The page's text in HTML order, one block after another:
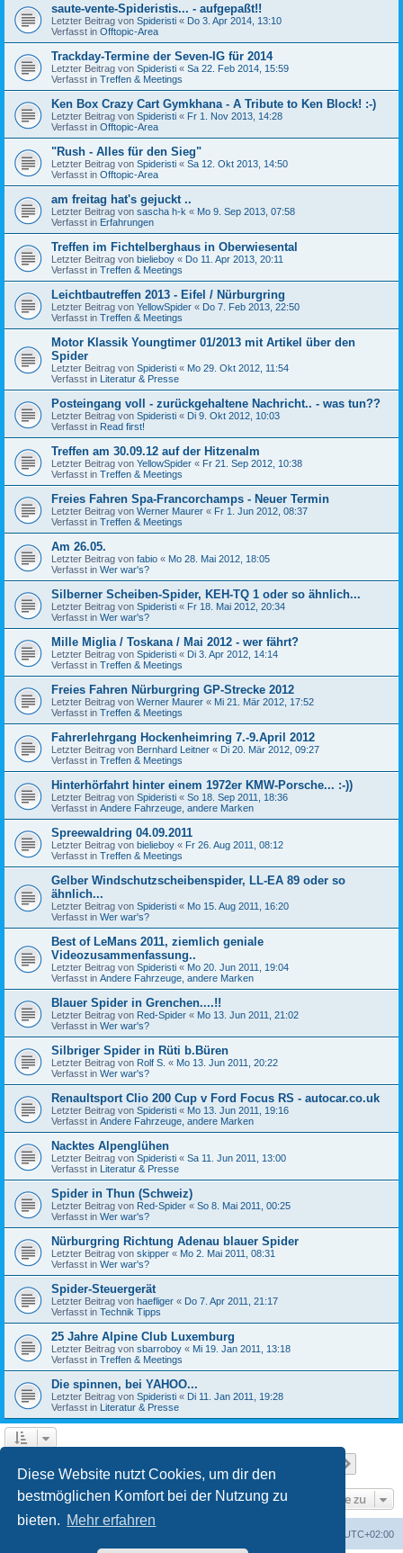
Diese Website nutzt Cookies, um dir den
bestmöglichen Komfort bei der Nutzung zu
bieten. Mehr erfahren
saute-vente-Spideristis... - aufgepaßt!!
Letzter Beitrag von Spideristi « Do 3. Apr 2014, 13:10
Verfasst in Offtopic-Area
Trackday-Termine der Seven-IG für 2014
Letzter Beitrag von Spideristi « Sa 22. Feb 2014, 15:59
Verfasst in Treffen & Meetings
Ken Box Crazy Cart Gymkhana - A Tribute to Ken Block! :-)
Letzter Beitrag von Spideristi « Fr 1. Nov 2013, 14:28
Verfasst in Offtopic-Area
"Rush - Alles für den Sieg"
Letzter Beitrag von Spideristi « Sa 12. Okt 2013, 14:50
Verfasst in Offtopic-Area
am freitag hat's gejuckt ..
Letzter Beitrag von sascha h-k « Mo 9. Sep 2013, 07:58
Verfasst in Erfahrungen
Treffen im Fichtelberghaus in Oberwiesental
Letzter Beitrag von bielieboy « Do 11. Apr 2013, 20:11
Verfasst in Treffen & Meetings
Leichtbautreffen 2013 - Eifel / Nürburgring
Letzter Beitrag von YellowSpider « Do 7. Feb 2013, 22:50
Verfasst in Treffen & Meetings
Motor Klassik Youngtimer 01/2013 mit Artikel über den
Spider
Letzter Beitrag von Spideristi « Mo 29. Okt 2012, 11:54
Verfasst in Literatur & Presse
Posteingang voll - zurückgehaltene Nachricht.. - was tun??
Letzter Beitrag von Spideristi « Di 9. Okt 2012, 10:03
Verfasst in Read first!
Treffen am 30.09.12 auf der Hitzenalm
Letzter Beitrag von YellowSpider « Fr 21. Sep 2012, 10:38
Verfasst in Treffen & Meetings
Freies Fahren Spa-Francorchamps - Neuer Termin
Letzter Beitrag von Werner Maurer « Fr 1. Jun 2012, 08:37
Verfasst in Treffen & Meetings
Am 26.05.
Letzter Beitrag von fabio « Mo 28. Mai 2012, 18:05
Verfasst in Wer war's?
Silberner Scheiben-Spider, KEH-TQ 1 oder so ähnlich...
Letzter Beitrag von Spideristi « Fr 18. Mai 2012, 20:34
Verfasst in Wer war's?
Mille Miglia / Toskana / Mai 2012 - wer fährt?
Letzter Beitrag von Spideristi « Di 3. Apr 2012, 14:14
Verfasst in Treffen & Meetings
Freies Fahren Nürburgring GP-Strecke 2012
Letzter Beitrag von Werner Maurer « Mi 21. Mär 2012, 17:52
Verfasst in Treffen & Meetings
Fahrerlehrgang Hockenheimring 7.-9.April 2012
Letzter Beitrag von Bernhard Leitner « Di 20. Mär 2012, 09:27
Verfasst in Treffen & Meetings
Hinterhörfahrt hinter einem 1972er KMW-Porsche... :-))
Letzter Beitrag von Spideristi « So 18. Sep 2011, 18:36
Verfasst in Andere Fahrzeuge, andere Marken
Spreewaldring 04.09.2011
Letzter Beitrag von bielieboy « Fr 26. Aug 2011, 08:12
Verfasst in Treffen & Meetings
Gelber Windschutzscheibenspider, LL-EA 89 oder so
ähnlich...
Letzter Beitrag von Spideristi « Mo 15. Aug 2011, 16:20
Verfasst in Wer war's?
Best of LeMans 2011, ziemlich geniale
Videozusammenfassung..
Letzter Beitrag von Spideristi « Mo 20. Jun 2011, 19:04
Verfasst in Andere Fahrzeuge, andere Marken
Blauer Spider in Grenchen....!!
Letzter Beitrag von Red-Spider « Mo 13. Jun 2011, 21:02
Verfasst in Wer war's?
Silbriger Spider in Rüti b.Büren
Letzter Beitrag von Rolf S. « Mo 13. Jun 2011, 20:22
Verfasst in Wer war's?
Renaultsport Clio 200 Cup v Ford Focus RS - autocar.co.uk
Letzter Beitrag von Spideristi « Mo 13. Jun 2011, 19:16
Verfasst in Andere Fahrzeuge, andere Marken
Nacktes Alpenglühen
Letzter Beitrag von Spideristi « Sa 11. Jun 2011, 13:00
Verfasst in Literatur & Presse
Spider in Thun (Schweiz)
Letzter Beitrag von Red-Spider « So 8. Mai 2011, 00:25
Verfasst in Wer war's?
Nürburgring Richtung Adenau blauer Spider
Letzter Beitrag von skipper « Mo 2. Mai 2011, 08:31
Verfasst in Wer war's?
Spider-Steuergerät
Letzter Beitrag von haefliger « Do 7. Apr 2011, 21:17
Verfasst in Technik Tipps
25 Jahre Alpine Club Luxemburg
Letzter Beitrag von sbarroboy « Mi 19. Jan 2011, 13:18
Verfasst in Treffen & Meetings
Die spinnen, bei YAHOO...
Letzter Beitrag von Spideristi « Di 11. Jan 2011, 19:28
Verfasst in Literatur & Presse
Gehe zu
UTC+02:00